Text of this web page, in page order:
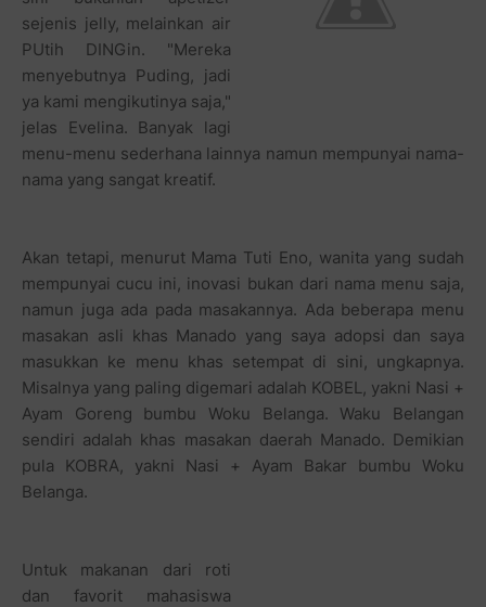
sejenis jelly, melainkan air
PUtih DINGin. "Mereka
menyebutnya Puding, jadi
ya kami mengikutinya saja,"
jelas Evelina. Banyak lagi
menu-menu sederhana lainnya namun mempunyai nama-
nama yang sangat kreatif.
Akan tetapi, menurut Mama Tuti Eno, wanita yang sudah
mempunyai cucu ini, inovasi bukan dari nama menu saja,
namun juga ada pada masakannya. Ada beberapa menu
masakan asli khas Manado yang saya adopsi dan saya
masukkan ke menu khas setempat di sini, ungkapnya.
Misalnya yang paling digemari adalah KOBEL, yakni Nasi +
Ayam Goreng bumbu Woku Belanga. Waku Belangan
sendiri adalah khas masakan daerah Manado. Demikian
pula KOBRA, yakni Nasi + Ayam Bakar bumbu Woku
Belanga.
Untuk makanan dari roti
dan favorit mahasiswa